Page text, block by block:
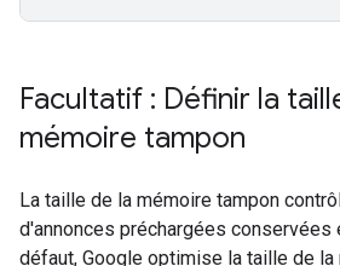
Facultatif : Définir la
mémoire tampon
La taille de la mémoire tampon
d'annonces préchargées conservées
défaut, Google optimise la taille de la